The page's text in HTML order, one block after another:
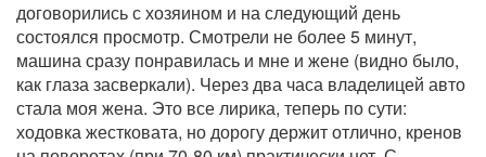
договорились с хозяином и на следующий день
состоялся просмотр. Смотрели не более 5 минут,
машина сразу понравилась и мне и жене (видно было,
как глаза засверкали). Через два часа владелицей авто
стала моя жена. Это все лирика, теперь по сути:
ходовка жестковата, но дорогу держит отлично, кренов